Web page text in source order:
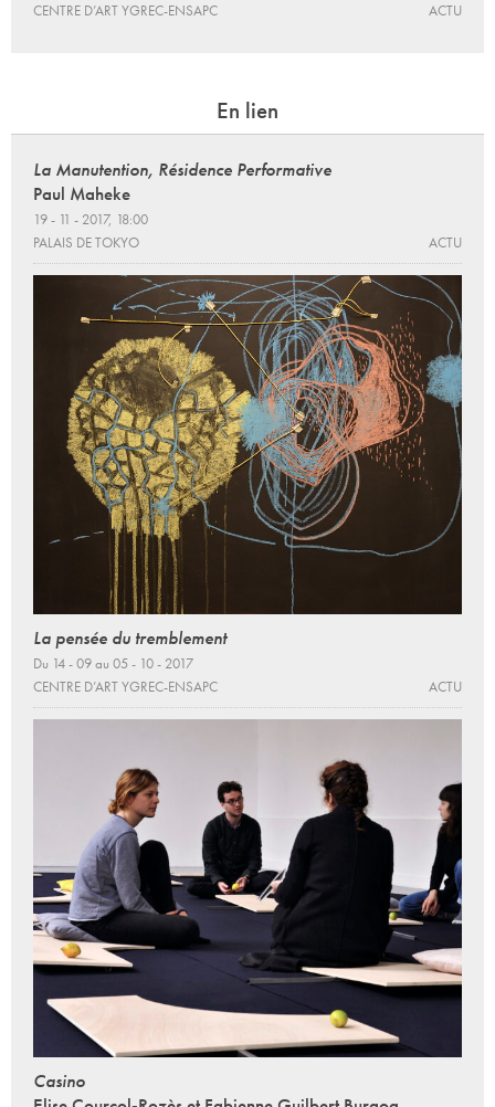
CENTRE D’ART YGREC-ENSAPC ACTU
En lien
La Manutention, Résidence Performative
Paul Maheke
19 - 11 - 2017, 18:00
PALAIS DE TOKYO
ACTU
La pensée du tremblement
Du 14 - 09 au 05 - 10 - 2017
CENTRE D’ART YGREC-ENSAPC
ACTU
Casino